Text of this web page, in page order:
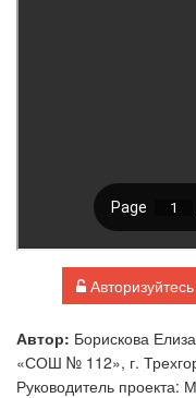
Автор: Борискова
«СОШ № 112», г.
Руководитель проекта: